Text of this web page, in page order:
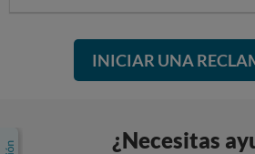
INICIAR UNA
¿Necesitas